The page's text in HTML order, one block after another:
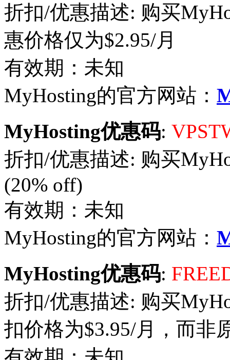
折扣/优惠描述: 购买
惠价格仅为$2.95/月
有效期：未知
MyHosting的官方网站：
MyHosting优惠码:
折扣/优惠描述: 购买
(20% off)
有效期：未知
MyHosting的官方网站：
MyHosting优惠码:
折扣/优惠描述: 购买
扣价格为$3.95/月，而非